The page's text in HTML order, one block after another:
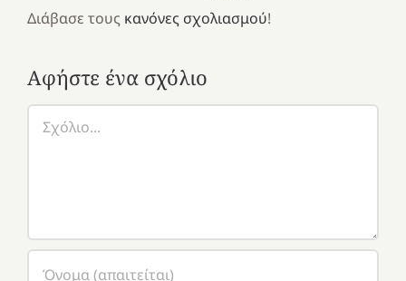
Διάβασε τους κανόνες σχολιασμού!
Αφήστε ένα σχόλιο